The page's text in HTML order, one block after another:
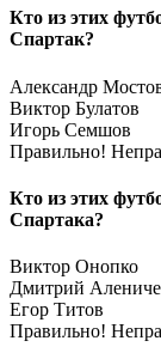
Кто из этих
Спартак?
Александр
Виктор Булатов
Игорь Семшов
Правильно!
Кто из этих
Спартака?
Виктор Онопко
Дмитрий
Егор Титов
Правильно!